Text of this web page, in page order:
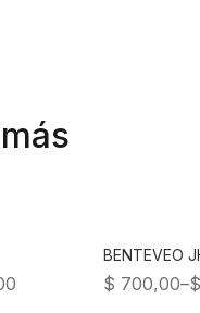
BENTEVEO
$ 700,00–$